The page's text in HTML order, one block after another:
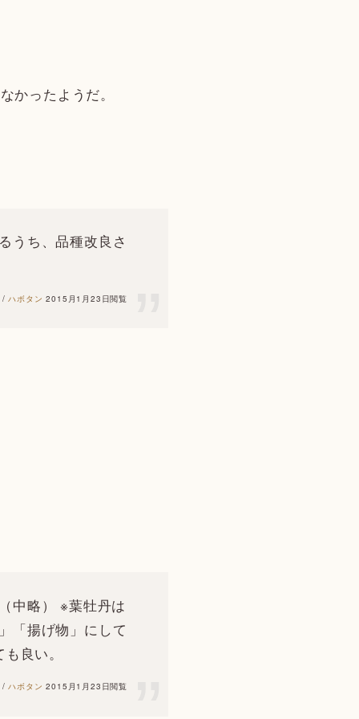
かったようだ。
うち、品種改良さ
/ハボタン 2015月1月23日閲覧
中略） ※葉牡丹は
「揚げ物」にして
良い。
/ハボタン 2015月1月23日閲覧